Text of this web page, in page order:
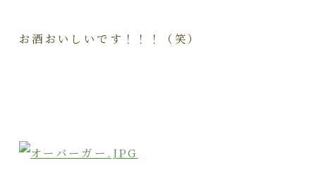
お酒おいしいです！！！（笑）